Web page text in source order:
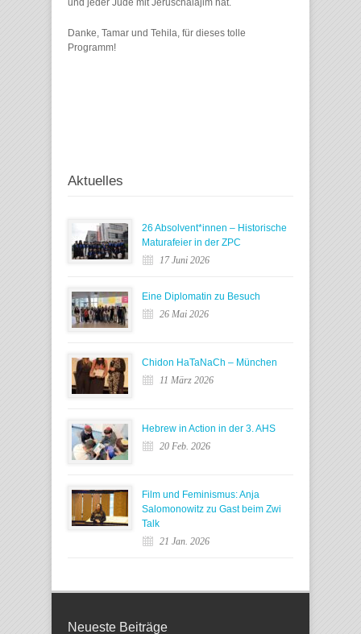
und jeder Jude mit Jeruschalajim hat.
Danke, Tamar und Tehila, für dieses tolle
Programm!
Aktuelles
26 Absolvent*innen – Historische
Maturafeier in der ZPC
17 Juni 2026
Eine Diplomatin zu Besuch
26 Mai 2026
Chidon HaTaNaCh – München
11 März 2026
Hebrew in Action in der 3. AHS
20 Feb. 2026
Film und Feminismus: Anja
Salomonowitz zu Gast beim Zwi
Talk
21 Jan. 2026
Neueste Beiträge